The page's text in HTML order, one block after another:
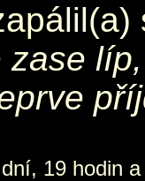
zase
19 hodin